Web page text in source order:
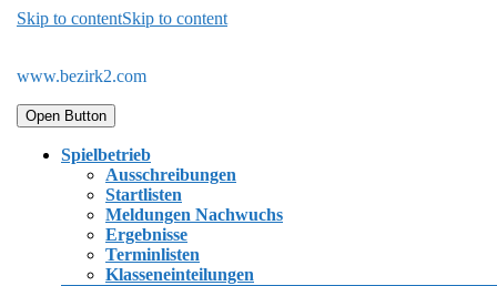
Skip to contentSkip to content
www.bezirk2.com
Open Button
Spielbetrieb
Ausschreibungen
Startlisten
Meldungen Nachwuchs
Ergebnisse
Terminlisten
Klasseneinteilungen